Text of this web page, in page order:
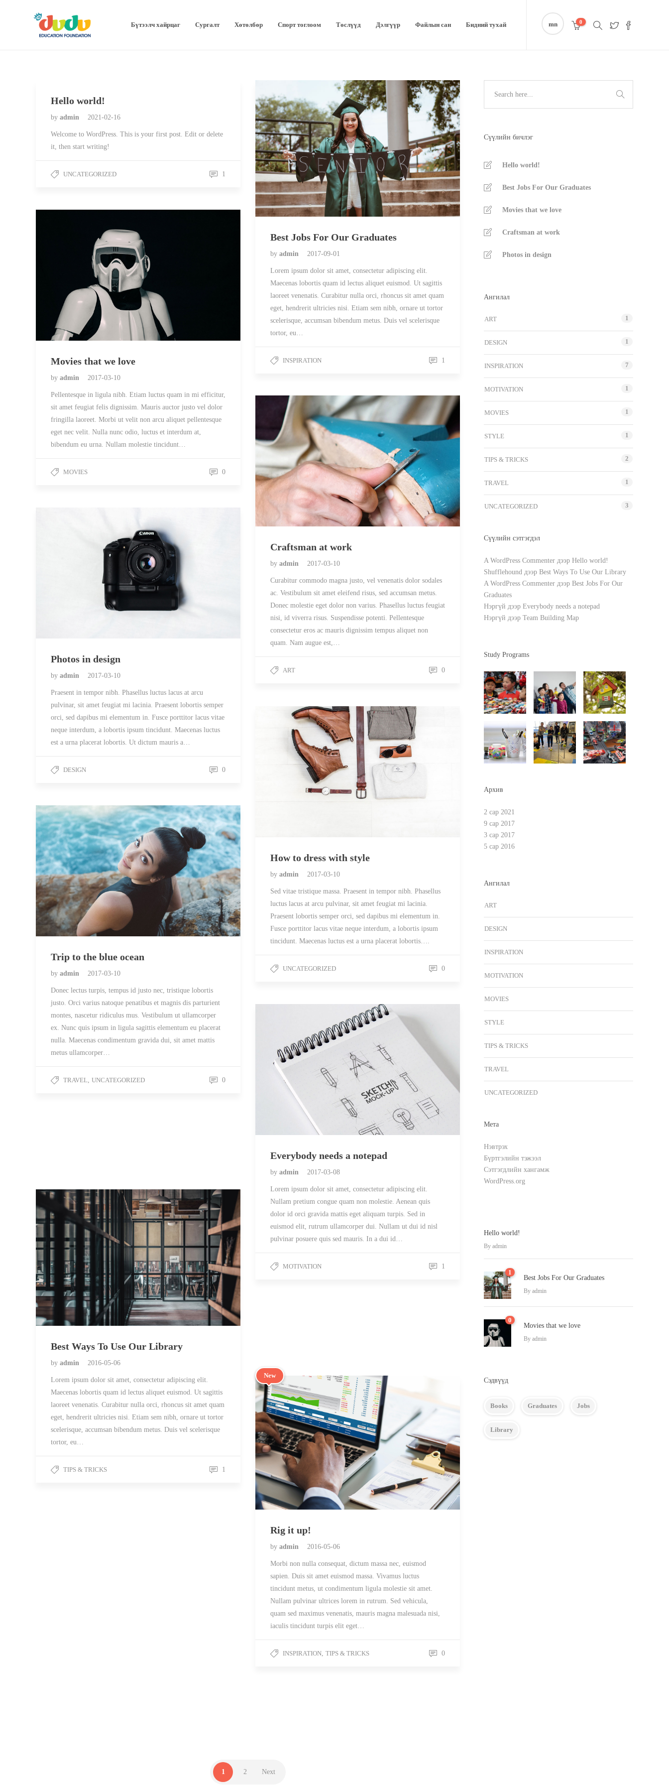
Бүтээлч хайрцаг Сургалт Хөтөлбөр Спорт тоглоом Төслүүд Дэлгүүр Файлын сан Бидний тухай mn 0
Hello world!
by admin 2021-02-16
Welcome to WordPress. This is your first post. Edit or delete
it, then start writing!
UNCATEGORIZED 1
Best Jobs For Our Graduates
by admin 2017-09-01
Lorem ipsum dolor sit amet, consectetur adipiscing elit.
Maecenas lobortis quam id lectus aliquet euismod. Ut sagittis
laoreet venenatis. Curabitur nulla orci, rhoncus sit amet quam
eget, hendrerit ultricies nisi. Etiam sem nibh, ornare ut tortor
scelerisque, accumsan bibendum metus. Duis vel scelerisque
tortor, eu…
INSPIRATION 1
Movies that we love
by admin 2017-03-10
Pellentesque in ligula nibh. Etiam luctus quam in mi efficitur,
sit amet feugiat felis dignissim. Mauris auctor justo vel dolor
fringilla laoreet. Morbi ut velit non arcu aliquet pellentesque
eget nec velit. Nulla nunc odio, luctus et interdum at,
bibendum eu urna. Nullam molestie tincidunt…
MOVIES 0
Craftsman at work
by admin 2017-03-10
Curabitur commodo magna justo, vel venenatis dolor sodales
ac. Vestibulum sit amet eleifend risus, sed accumsan metus.
Donec molestie eget dolor non varius. Phasellus luctus feugiat
nisi, id viverra risus. Suspendisse potenti. Pellentesque
consectetur eros ac mauris dignissim tempus aliquet non
quam. Nam augue est,…
ART 0
Photos in design
by admin 2017-03-10
Praesent in tempor nibh. Phasellus luctus lacus at arcu
pulvinar, sit amet feugiat mi lacinia. Praesent lobortis semper
orci, sed dapibus mi elementum in. Fusce porttitor lacus vitae
neque interdum, a lobortis ipsum tincidunt. Maecenas luctus
est a urna placerat lobortis. Ut dictum mauris a…
DESIGN 0
How to dress with style
by admin 2017-03-10
Sed vitae tristique massa. Praesent in tempor nibh. Phasellus
luctus lacus at arcu pulvinar, sit amet feugiat mi lacinia.
Praesent lobortis semper orci, sed dapibus mi elementum in.
Fusce porttitor lacus vitae neque interdum, a lobortis ipsum
tincidunt. Maecenas luctus est a urna placerat lobortis….
UNCATEGORIZED 0
Trip to the blue ocean
by admin 2017-03-10
Donec lectus turpis, tempus id justo nec, tristique lobortis
justo. Orci varius natoque penatibus et magnis dis parturient
montes, nascetur ridiculus mus. Vestibulum ut ullamcorper
ex. Nunc quis ipsum in ligula sagittis elementum eu placerat
nulla. Maecenas condimentum gravida dui, sit amet mattis
metus ullamcorper…
TRAVEL, UNCATEGORIZED 0
Everybody needs a notepad
by admin 2017-03-08
Lorem ipsum dolor sit amet, consectetur adipiscing elit.
Nullam pretium congue quam non molestie. Aenean quis
dolor id orci gravida mattis eget aliquam turpis. Sed in
euismod elit, rutrum ullamcorper dui. Nullam ut dui id nisl
pulvinar posuere quis sed mauris. In a dui id…
MOTIVATION 1
Best Ways To Use Our Library
by admin 2016-05-06
Lorem ipsum dolor sit amet, consectetur adipiscing elit.
Maecenas lobortis quam id lectus aliquet euismod. Ut sagittis
laoreet venenatis. Curabitur nulla orci, rhoncus sit amet quam
eget, hendrerit ultricies nisi. Etiam sem nibh, ornare ut tortor
scelerisque, accumsan bibendum metus. Duis vel scelerisque
tortor, eu…
TIPS & TRICKS 1
New
Rig it up!
by admin 2016-05-06
Morbi non nulla consequat, dictum massa nec, euismod
sapien. Duis sit amet euismod massa. Vivamus luctus
tincidunt metus, ut condimentum ligula molestie sit amet.
Nullam pulvinar ultrices lorem in rutrum. Sed vehicula,
quam sed maximus venenatis, mauris magna malesuada nisi,
iaculis tincidunt turpis elit eget…
INSPIRATION TIPS & TRICKS 0
1 2 Next
Сүүлийн бичлэг
Hello world!
Best Jobs For Our Graduates
Movies that we love
Craftsman at work
Photos in design
Ангилал
ART 1
DESIGN 1
INSPIRATION 7
MOTIVATION 1
MOVIES 1
STYLE 1
TIPS & TRICKS 2
TRAVEL 1
UNCATEGORIZED 3
Сүүлийн сэтгэгдэл
A WordPress Commenter дээр Hello world!
Shufflehound дээр Best Ways To Use Our Library
A WordPress Commenter дээр Best Jobs For Our
Graduates
Нэргүй дээр Everybody needs a notepad
Нэргүй дээр Team Building Map
Study Programs
Архив
2 сар 2021
9 сар 2017
3 сар 2017
5 сар 2016
Ангилал
ART
DESIGN
INSPIRATION
MOTIVATION
MOVIES
STYLE
TIPS & TRICKS
TRAVEL
UNCATEGORIZED
Мета
Нэвтрэх
Бүртгэлийн тэжээл
Сэтгэгдлийн хангамж
WordPress.org
Hello world!
By admin
1
Best Jobs For Our Graduates
By admin
0
Movies that we love
By admin
Сэдвүүд
Books Graduates Jobs
Library